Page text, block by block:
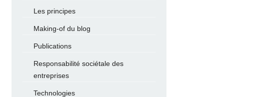
Les principes
Making-of du blog
Publications
Responsabilité sociétale des
entreprises
Technologies